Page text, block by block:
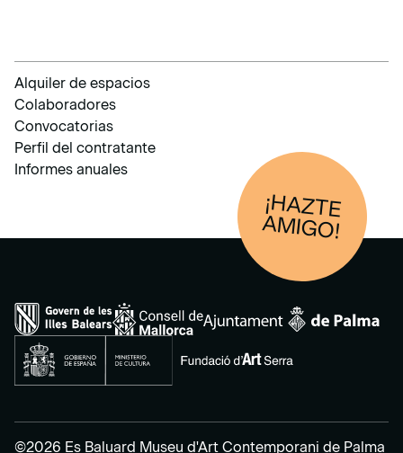
Alquiler de espacios
Colaboradores
Convocatorias
Perfil del contratante
Informes anuales
¡HAZTE
AM
IGO!
©2026 Es Baluard Museu d'Art Contemporani de Palma